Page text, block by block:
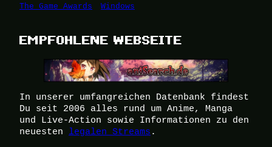
The Game Awards Windows
EMPFOHLENE WEBSEITE
In unserer umfangreichen Datenbank findest
Du seit 2006 alles rund um Anime, Manga
und Live-Action sowie Informationen zu den
neuesten legalen Streams .